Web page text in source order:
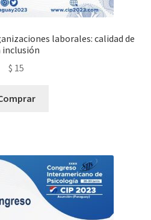
laborales: calidad de
inclusión
$ 15